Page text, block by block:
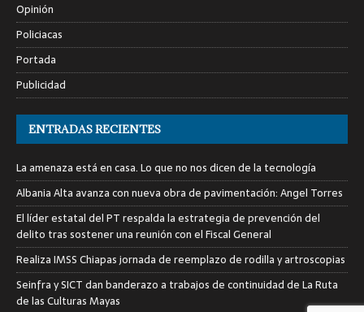
Opinión
Policiacas
Portada
Publicidad
ENTRADAS RECIENTES
La amenaza está en casa. Lo que no nos dicen de la tecnología
Albania Alta avanza con nueva obra de pavimentación: Angel Torres
El líder estatal del PT respalda la estrategia de prevención del
delito tras sostener una reunión con el Fiscal General
Realiza IMSS Chiapas jornada de reemplazo de rodilla y artroscopias
Seinfra y SICT dan banderazo a trabajos de continuidad de La Ruta
de las Culturas Mayas